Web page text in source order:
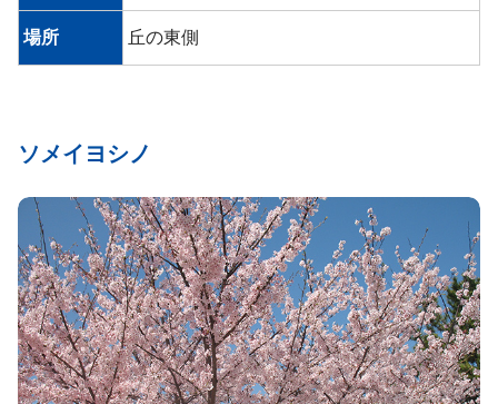
場所 丘の東側
ソメイヨシノ